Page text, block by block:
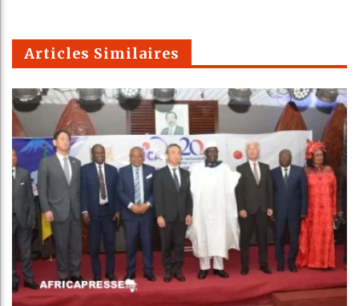
m
Articles Similaires